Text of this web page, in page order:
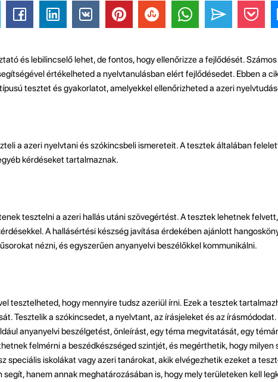
és lebilincselő lehet, de fontos, hogy ellenőrizze a fejlődését.
értékelheted a nyelvtanulásban elért fejlődésedet. Ebben a
tesztet és gyakorlatot, amelyekkel ellenőrizheted a azeri
a azeri nyelvtani és szókincsbeli ismereteit. A tesztek általában
kérdéseket tartalmaznak.
tesztelni a azeri hallás utáni szövegértést. A tesztek lehetnek
A hallásértési készség javítása érdekében ajánlott
nézni, és egyszerűen anyanyelvi beszélőkkel kommunikálni.
tesztelheted, hogy mennyire tudsz azeriül írni. Ezek a tesztek
Tesztelik a szókincsedet, a nyelvtant, az írásjeleket és az
anyanyelvi beszélgetést, önleírást, egy téma megvitatását, egy
felmérni a beszédkészséged szintjét, és megérthetik, hogy milyen
speciális iskolákat vagy azeri tanárokat, akik elvégezhetik ezeket a
hanem annak meghatározásában is, hogy mely területeken kell